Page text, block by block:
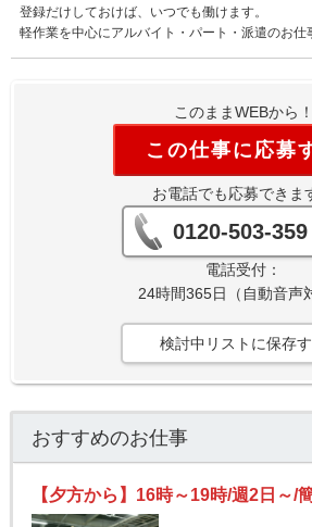
登録だけしておけば、いつでも働けます。
軽作業を中心にアルバイト・パート・派遣のお仕
このままWEBから！
この仕事に応募
お電話でも応募できま
0120-503-359
電話受付：
24時間365日（自動音声
検討中リストに保存
おすすめのお仕事